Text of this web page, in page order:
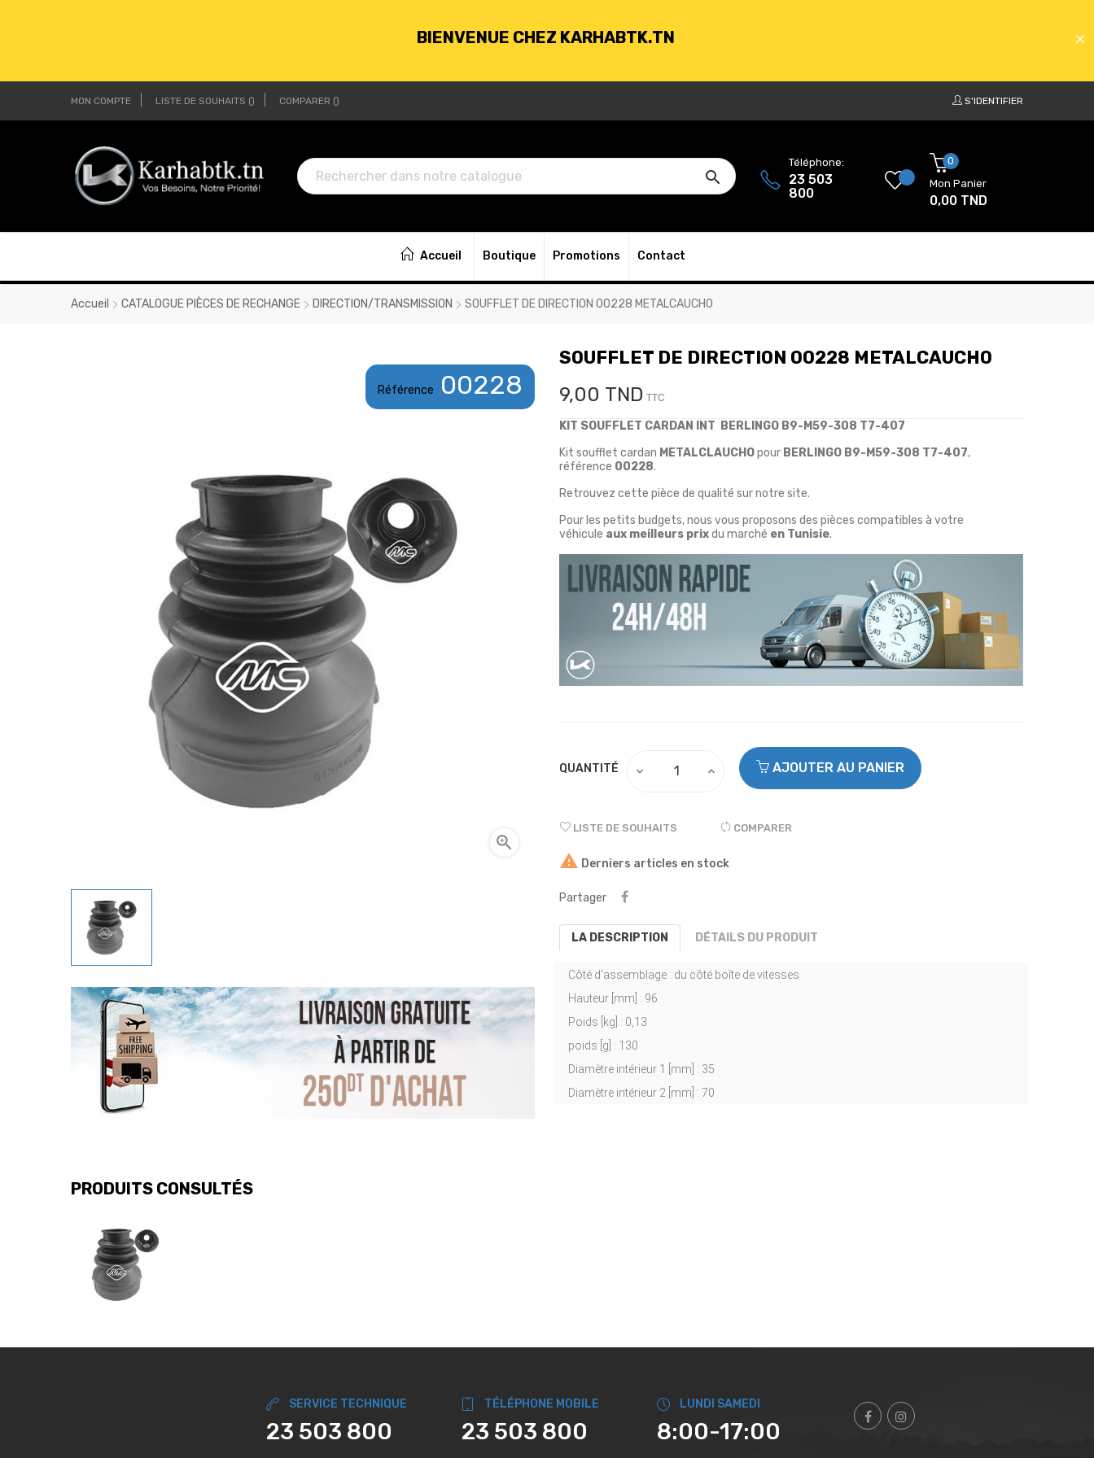
BIENVENUE CHEZ KARHABTK.TN
LIVRAISON GRATUITE À PARTIR DE 250DT D'ACHATS
BIENVENUE CHEZ KARHABTK.TN
LIVRAISON GRATUITE À PARTIR DE 250DT D'ACHATS
MON COMPTE LISTE DE SOUHAITS COMPARER S'IDENTIFIER

Téléphone:
23 503
800
0
Mon Panier
0,00 TND
Accueil Boutique Promotions Contact
Accueil CATALOGUE PIÈCES DE RECHANGE DIRECTION/TRANSMISSION SOUFFLET DE DIRECTION 00228 METALCAUCHO
Référence 00228

SOUFFLET DE DIRECTION 00228 METALCAUCHO
9,00 TND TTC
KIT SOUFFLET CARDAN INT BERLINGO B9-M59-308 T7-407
Kit soufflet cardan METALCLAUCHOpour BERLINGO B9-M59-308 T7-407,
référence 00228.
Retrouvez cette pièce de qualité sur notre site.
Pour les petits budgets, nous vous proposons des pièces compatibles à votre
véhicule aux meilleurs prixdu marché en Tunisie.
QUANTITÉ AJOUTER AU PANIER
LISTE DE SOUHAITS COMPARER
 Derniers articles en stock
Partager
LA DESCRIPTION DÉTAILS DU PRODUIT
Côté d'assemblage : du côté boîte de vitesses
Hauteur [mm] : 96
Poids [kg] : 0,13
poids [g] : 130
Diamètre intérieur 1 [mm] : 35
Diamètre intérieur 2 [mm] : 70
PRODUITS CONSULTÉS
SERVICE TECHNIQUE
23 503 800
TÉLÉPHONE MOBILE
23 503 800
LUNDI SAMEDI
8:00-17:00